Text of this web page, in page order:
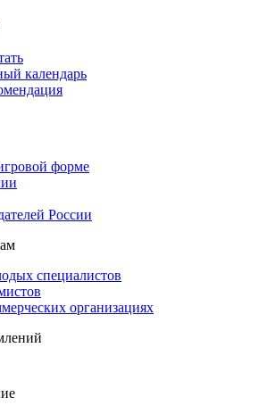
календарь
форме
России
специалистов
организациях